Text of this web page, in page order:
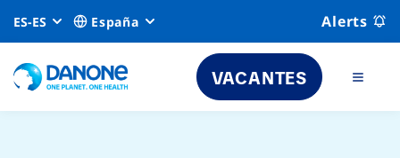
ES-ES España Alerts
VACANTES